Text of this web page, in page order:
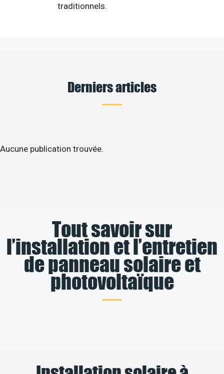
traditionnels.
Derniers articles
Aucune publication trouvée.
Tout savoir sur
l’installation et l’entretien
de panneau solaire et
photovoltaïque